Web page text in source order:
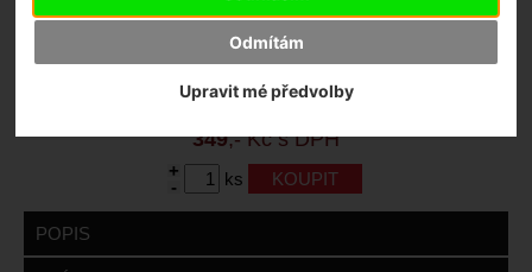
Odmítám
Upravit mé předvolby
Výrobce:
Garmin
Ano, v Olomouci
24 měsíců
349,- Kč s DPH
+
-
ks
POPIS